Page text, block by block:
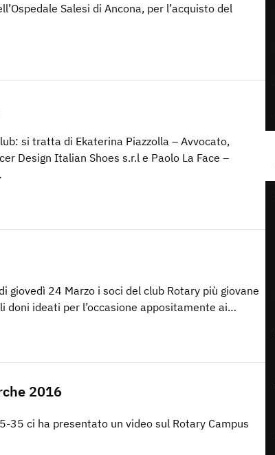
Salesi di Ancona, per l’acquisto del
si tratta di Ekaterina Piazzolla – Avvocato,
Design Italian Shoes s.r.l e Paolo La Face –
giovedì 24 Marzo i soci del club Rotary più giovane
doni ideati per l’occasione appositamente ai…
2016
35 ci ha presentato un video sul Rotary Campus